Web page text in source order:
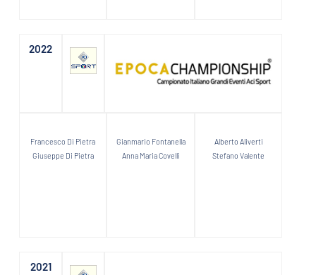
2022
Francesco Di Pietra
Giuseppe Di Pietra
Gianmario Fontanella
Anna Maria Covelli
Alberto Aliverti
Stefano Valente
2021